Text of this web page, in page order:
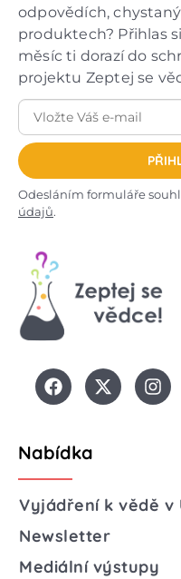
odpovědích,
produktech? Přihlas
měsíc ti dorazí do
projektu Zeptej se
Odesláním formuláře
údajů.
Nabídka
Vyjádření k vědě v
Newsletter
Mediální výstupy